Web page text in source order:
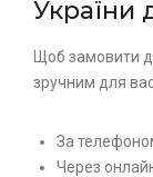
України
Щоб замовити
зручним для
За
Через